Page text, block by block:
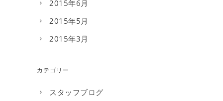
2015年6月
2015年5月
2015年3月
カテゴリー
スタッフブログ